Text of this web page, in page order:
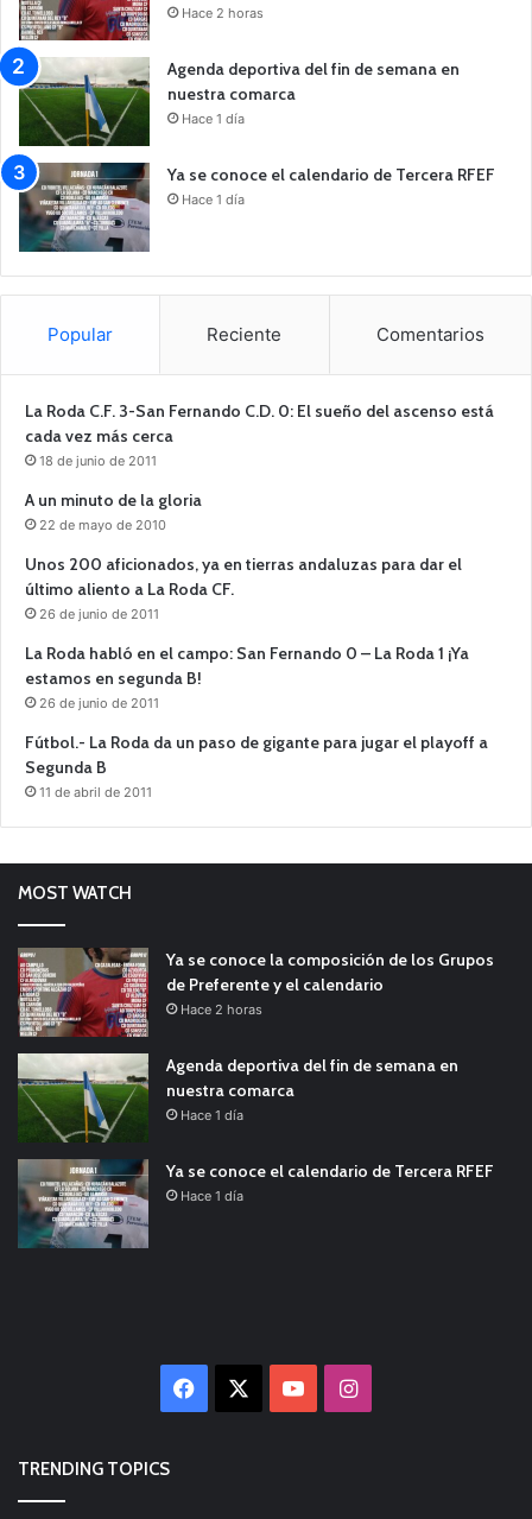
Hace 2 horas
Agenda deportiva del fin de semana en
nuestra comarca
Hace 1 día
Ya se conoce el calendario de Tercera RFEF
Hace 1 día
Popular Reciente Comentarios
La Roda C.F. 3-San Fernando C.D. 0: El sueño del ascenso está
cada vez más cerca
18 de junio de 2011
A un minuto de la gloria
22 de mayo de 2010
Unos 200 aficionados, ya en tierras andaluzas para dar el
último aliento a La Roda CF.
26 de junio de 2011
La Roda habló en el campo: San Fernando 0 – La Roda 1 ¡Ya
estamos en segunda B!
26 de junio de 2011
Fútbol.- La Roda da un paso de gigante para jugar el playoff a
Segunda B
11 de abril de 2011
MOST WATCH
Ya se conoce la composición de los Grupos
de Preferente y el calendario
Hace 2 horas
Agenda deportiva del fin de semana en
nuestra comarca
Hace 1 día
Ya se conoce el calendario de Tercera RFEF
Hace 1 día
Facebook YouTubeInstagram
TRENDING TOPICS